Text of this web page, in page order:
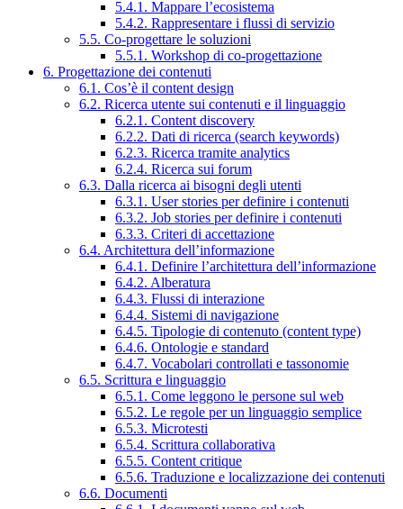
5.4.1. Mappare l’ecosistema
5.4.2. Rappresentare i flussi di servizio
5.5. Co-progettare le soluzioni
5.5.1. Workshop di co-progettazione
6. Progettazione dei contenuti
6.1. Cos’è il content design
6.2. Ricerca utente sui contenuti e il linguaggio
6.2.1. Content discovery
6.2.2. Dati di ricerca (search keywords)
6.2.3. Ricerca tramite analytics
6.2.4. Ricerca sui forum
6.3. Dalla ricerca ai bisogni degli utenti
6.3.1. User stories per definire i contenuti
6.3.2. Job stories per definire i contenuti
6.3.3. Criteri di accettazione
6.4. Architettura dell’informazione
6.4.1. Definire l’architettura dell’informazione
6.4.2. Alberatura
6.4.3. Flussi di interazione
6.4.4. Sistemi di navigazione
6.4.5. Tipologie di contenuto (content type)
6.4.6. Ontologie e standard
6.4.7. Vocabolari controllati e tassonomie
6.5. Scrittura e linguaggio
6.5.1. Come leggono le persone sul web
6.5.2. Le regole per un linguaggio semplice
6.5.3. Microtesti
6.5.4. Scrittura collaborativa
6.5.5. Content critique
6.5.6. Traduzione e localizzazione dei contenuti
6.6. Documenti